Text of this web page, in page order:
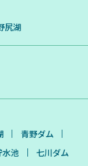
尻湖
青野ダム
水池 七川ダム